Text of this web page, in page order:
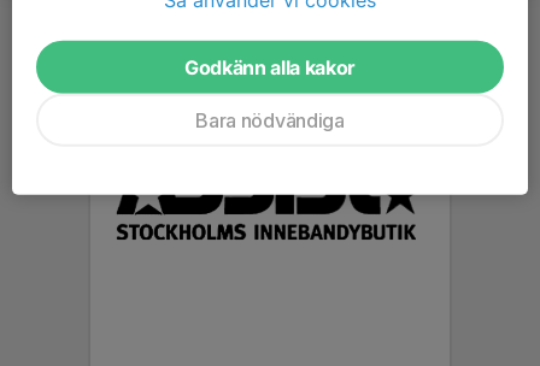
Godkänn alla kakor
Bara nödvändiga